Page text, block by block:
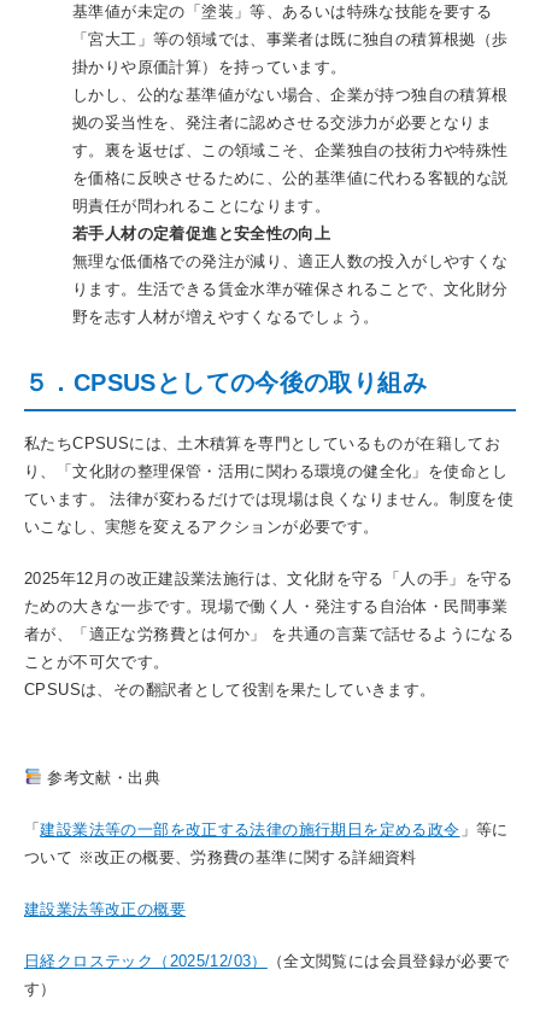
基準値が未定の「塗装」等、あるいは特殊な技能を要する
「宮大工」等の領域では、事業者は既に独自の積算根拠（歩
掛かりや原価計算）を持っています。
しかし、公的な基準値がない場合、企業が持つ独自の積算根
拠の妥当性を、発注者に認めさせる交渉力が必要となりま
す。裏を返せば、この領域こそ、企業独自の技術力や特殊性
を価格に反映させるために、公的基準値に代わる客観的な説
明責任が問われることになります。
若手人材の定着促進と安全性の向上
無理な低価格での発注が減り、適正人数の投入がしやすくな
ります。生活できる賃金水準が確保されることで、文化財分
野を志す人材が増えやすくなるでしょう。
５．CPSUSとしての今後の取り組み
私たちCPSUSには、土木積算を専門としているものが在籍してお
り、「文化財の整理保管・活用に関わる環境の健全化」を使命とし
ています。 法律が変わるだけでは現場は良くなりません。制度を使
いこなし、実態を変えるアクションが必要です。
2025年12月の改正建設業法施行は、文化財を守る「人の手」を守る
ための大きな一歩です。現場で働く人・発注する自治体・民間事業
者が、「適正な労務費とは何か」 を共通の言葉で話せるようになる
ことが不可欠です。
CPSUSは、その翻訳者として役割を果たしていきます。
参考文献・出典
「建設業法等の一部を改正する法律の施行期日を定める政令 」等に
ついて ※改正の概要、労務費の基準に関する詳細資料
建設業法等改正の概要
日経クロステック（2025/12/03）
（全文閲覧には会員登録が必要で
す）